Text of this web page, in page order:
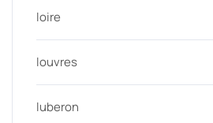
loire
louvres
luberon